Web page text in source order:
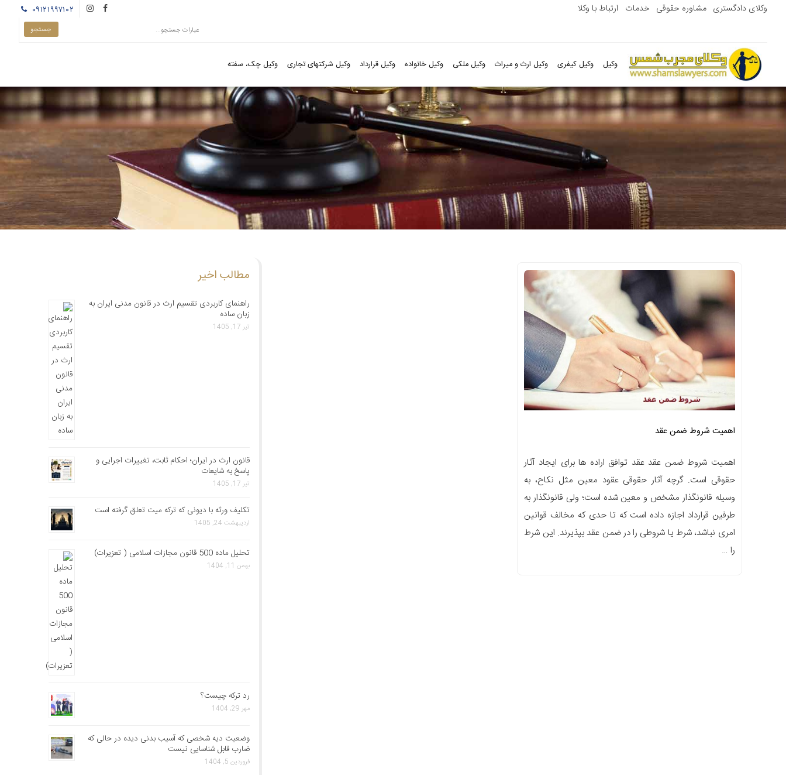
۰۹۱۲۱۹۹۷۱۰۲ وکلای دادگستری مشاوره حقوقی خدمات ارتباط با وکلا
وکیل وکیل کیفری وکیل ارث و میراث وکیل ملکی وکیل خانواده وکیل قرارداد وکیل شرکتهای تجاری وکیل چک، سفته
اهمیت شروط ضمن عقد
اهمیت شروط ضمن عقد عقد توافق اراده‏ ها برای ایجاد آثار
حقوقی‏ است. گرچه آثار حقوقی عقود معین مثل‏ نکاح، به
وسیله قانونگذار مشخص و معین شده است؛ ولی قانونگذار به
طرفین قرارداد اجازه داده است که تا حدی که مخالف قوانین‏
امری نباشد، شرط یا شروطی را در ضمن عقد بپذیرند. این شرط
را …
مطالب اخیر
راهنمای کاربردی تقسیم ارث در قانون مدنی ایران به
زبان ساده
تیر 17, 1405
قانون ارث در ایران؛ احکام ثابت، تغییرات اجرایی و
پاسخ به شایعات
تیر 17, 1405
تکلیف ورثه با دیونی که ترکه میت تعلق گرفته است
اردیبهشت 24, 1405
تحلیل ماده 500 قانون مجازات اسلامی ( تعزیرات)
بهمن 11, 1404
رد ترکه چیست؟
مهر 29, 1404
وضعیت دیه شخصی که آسیب بدنی دیده در حالی که
ضارب قابل شناسایی نیست
فروردین 5, 1404